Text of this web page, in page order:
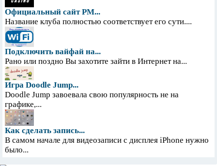
Официальный сайт PM...
Название клуба полностью соответствует его сути....
Подключить вайфай на...
Рано или поздно Вы захотите зайти в Интернет на...
Игра Doodle Jump...
Doodle Jump завоевала свою популярность не на
графике,...
Как сделать запись...
В самом начале для видеозаписи с дисплея iPhone нужно
было...